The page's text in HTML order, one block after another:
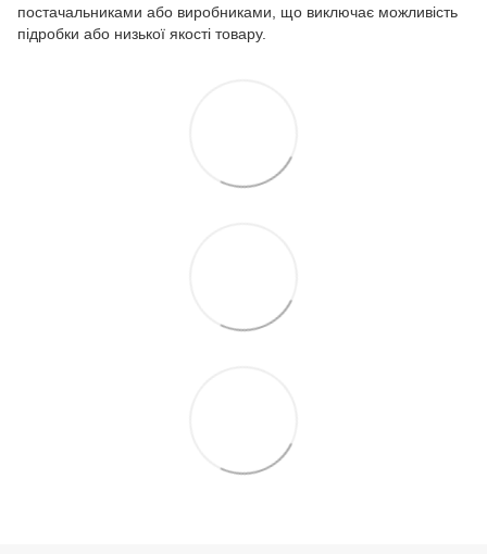
постачальниками або виробниками, що виключає можливість
підробки або низької якості товару.